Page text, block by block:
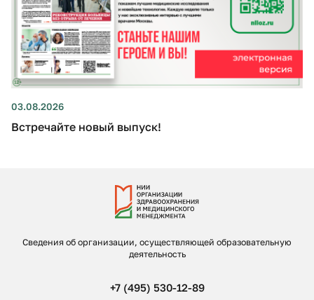
03.08.2026
Встречайте новый выпуск!
Сведения об организации, осуществляющей образовательную
деятельность
+7 (495) 530-12-89